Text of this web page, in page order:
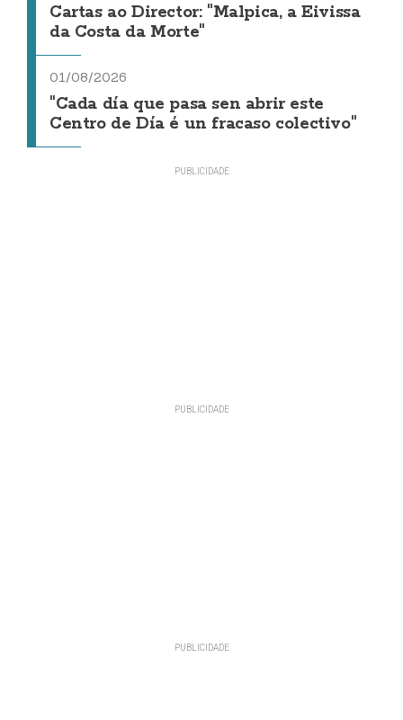
Cartas ao Director: "Malpica, a Eivissa
da Costa da Morte"
01/08/2026
"Cada día que pasa sen abrir este
Centro de Día é un fracaso colectivo"